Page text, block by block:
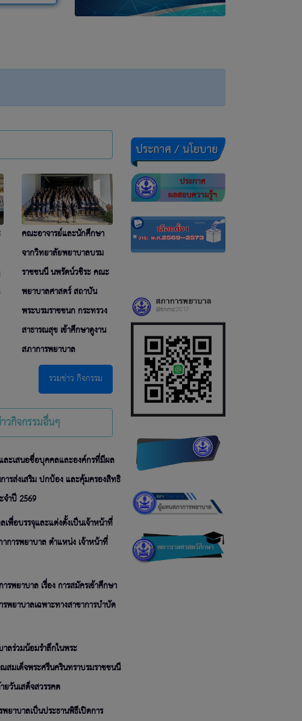
คณะอาจารย์และนักศึกษา
จากวิทยาลัยพยาบาลบรม
ราชชนนี นพรัตน์วชิระ คณะ
พยาบาลศาสตร์ สถาบัน
พระบรมราชชนก กระทรวง
สาธารณสุข เข้าศึกษาดูงาน
สภาการพยาบาล
รวมข่าว กิจกรรม
วกิจกรรมอื่นๆ
ละเสนอชื่อบุคคลและองค์กรที่มีผล
ารส่งเสริม ปกป้อง และคุ้มครองสิทธิ
ำปี 2569
พื่อบรรจุและแต่งตั้งเป็นเจ้าหน้าที่
การพยาบาล ตำแหน่ง เจ้าหน้าที่
รพยาบาล เรื่อง การสมัครเข้าศึกษา
พยาบาลเฉพาะทางสาขาการบำบัด
ลร่วมน้อมรำลึกในพระ
มเด็จพระศรีนครินทราบรมราชชนนี
ยวันเสด็จสวรรคต
ยาบาลเป็นประธานพิธีเปิดการ